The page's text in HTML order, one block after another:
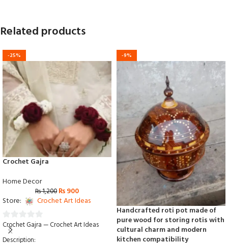
Related products
-25%
Crochet Gajra
Home Decor
₨1,200 ₨900
Store:
Crochet Art Ideas
0
out
Crochet Gajra — Crochet Art Ideas
Description:
-9%
Handcrafted roti pot made of
pure wood for storing rotis with
cultural charm and modern
kitchen compatibility